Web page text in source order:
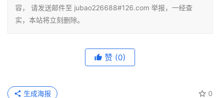
容， 请发送邮件至 jubao226688#126.com 举报，一经查
实，本站将立刻删除。
赞 (0)
0
生成海报